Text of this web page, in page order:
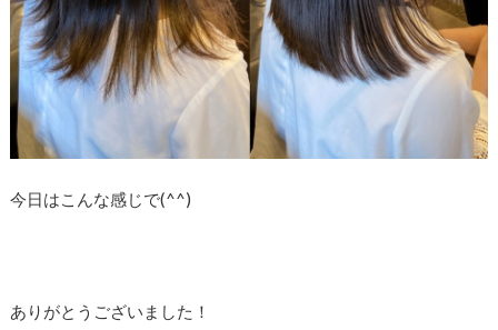
今日はこんな感じで(^^)
ありがとうございました！